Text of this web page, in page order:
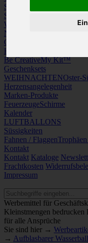
Schlüsseletuis &
Spiele
Weitere Kategorien
News & Evergreens
Grüne Welle
Hergestellt in Europa
Be CreativeMy Kit™
Geschenksets
WEIHNACHTENOster-
Herzensangelegenheit
Marken-Produkte
FeuerzeugeSchirme
Kalender
LUFTBALLONS
Süssigkeiten
Fahnen / Flaggen
Kontakt
Kontakt Kataloge
Frachtkosten
Impressum
Werbemittel für
Kleinstmengen bedrucken
für alle Ansprüche
Sie sind hier →
→ Aufblasbarer Wasserball